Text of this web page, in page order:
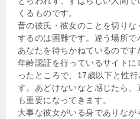
くるものです。
昔の彼氏・彼女のことを切り
するのは困難です。違う場所
あなたを待ちかねているのです
年齢認証を行っているサイト
ったところで、17歳以下と性
す。あどけないなと感じたら、
も重要になってきます。
大事な彼女がいる身でありな